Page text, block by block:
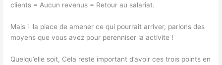
clients = Aucun revenus = Retour au salariat.
Mais i la place de amener ce qui pourrait arriver, parlons des
moyens que vous avez pour perenniser la activite !
Quelqu’elle soit, Cela reste important d’avoir ces trois points en